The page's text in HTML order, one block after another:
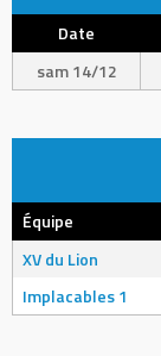
Date
sam 14/12
Équipe
XV du Lion
Implacables 1